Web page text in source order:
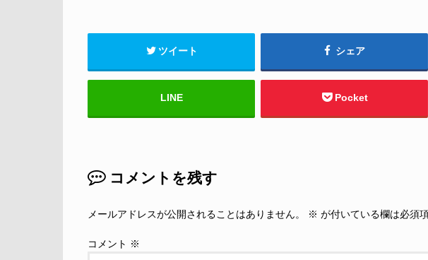
ツイート シェア
LINE Pocket
コメントを残す
メールアドレスが公開されることはありません。 ※ が付いている欄は必須
コメント ※